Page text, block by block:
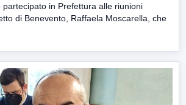
partecipato in Prefettura alle riunioni
di Benevento, Raffaela Moscarella, che